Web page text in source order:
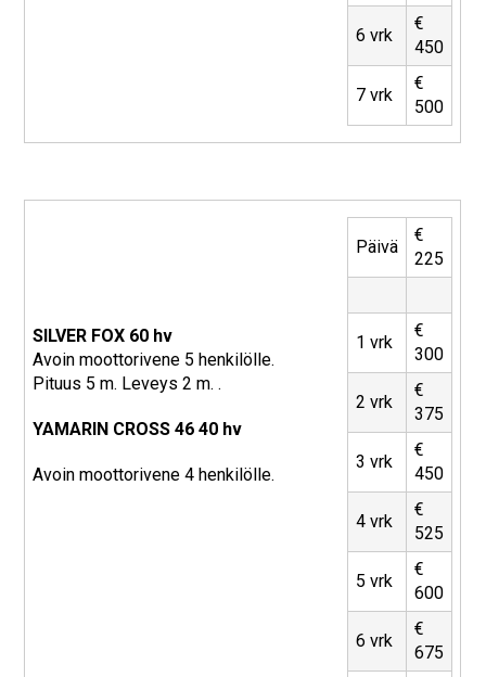
6 vrk
€
450
7 vrk
€
500
SILVER FOX 60 hv
Avoin moottorivene 5 henkilölle.
Pituus 5 m. Leveys 2 m. .
YAMARIN CROSS 46 40 hv
Avoin moottorivene 4 henkilölle.
Päivä
€
225
1 vrk
€
300
2 vrk
€
375
3 vrk
€
450
4 vrk
€
525
5 vrk
€
600
6 vrk
€
675